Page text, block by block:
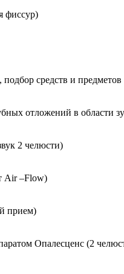
фиссур)
средств и
отложений в области
2 челюсти)
Air –Flow)
прием)
Опалесценс (2